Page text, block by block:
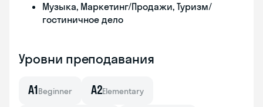
Музыка, Маркетинг/Продажи, Туризм/
гостиничное дело
Уровни преподавания
A1Beginner A2Elementary